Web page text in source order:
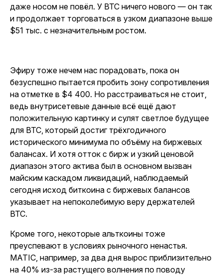
даже носом не повёл. У BTC ничего нового — он так
и продолжает торговаться в узком диапазоне выше
$51 тыс. с незначительным ростом.
Эфиру тоже нечем нас порадовать, пока он
безуспешно пытается пробить зону сопротивления
на отметке в $4 400. Но расстраиваться не стоит,
ведь внутрисетевые данные всё ещё дают
положительную картинку и сулят светлое будущее
для BTC, который достиг трёхгодичного
исторического минимума по объёму на биржевых
балансах. И хотя отток с бирж и узкий ценовой
диапазон этого актива был в основном вызван
майским каскадом ликвидаций, наблюдаемый
сегодня исход биткоина с биржевых балансов
указывает на непоколебимую веру держателей
BTC.
Кроме того, некоторые альткоины тоже
преуспевают в условиях рыночного ненастья.
MATIC, например, за два дня вырос приблизительно
на 40% из-за растущего волнения по поводу